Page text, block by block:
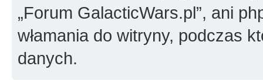
„Forum GalacticWars.pl”, ani
włamania do witryny, podczas
danych.